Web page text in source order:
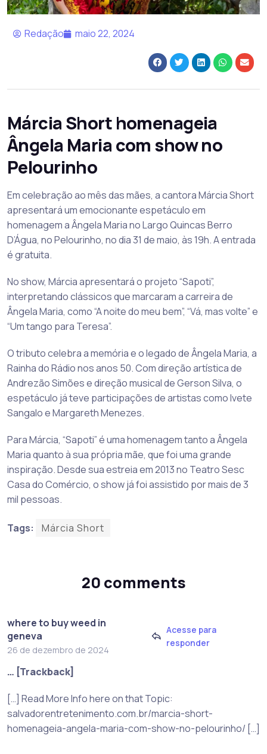
Redação maio 22, 2024
Márcia Short homenageia
Ângela Maria com show no
Pelourinho
Em celebração ao mês das mães, a cantora Márcia Short
apresentará um emocionante espetáculo em
homenagem a Ângela Maria no Largo Quincas Berro
D’Água, no Pelourinho, no dia 31 de maio, às 19h. A entrada
é gratuita.
No show, Márcia apresentará o projeto “Sapoti”,
interpretando clássicos que marcaram a carreira de
Ângela Maria, como “A noite do meu bem”, “Vá, mas volte” e
“Um tango para Teresa”.
O tributo celebra a memória e o legado de Ângela Maria, a
Rainha do Rádio nos anos 50. Com direção artística de
Andrezão Simões e direção musical de Gerson Silva, o
espetáculo já teve participações de artistas como Ivete
Sangalo e Margareth Menezes.
Para Márcia, “Sapoti” é uma homenagem tanto a Ângela
Maria quanto à sua própria mãe, que foi uma grande
inspiração. Desde sua estreia em 2013 no Teatro Sesc
Casa do Comércio, o show já foi assistido por mais de 3
mil pessoas.
Tags: Márcia Short
20 comments
where to buy weed in
geneva
26 de dezembro de 2024
Acesse para
responder
… [Trackback]
[…] Read More Info here on that Topic:
salvadorentretenimento.com.br/marcia-short-
homenageia-angela-maria-com-show-no-pelourinho/ […]